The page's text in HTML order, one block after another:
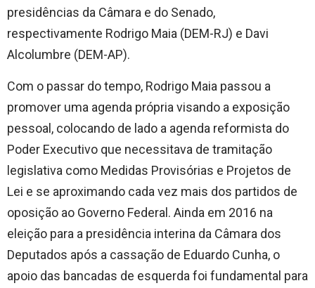
presidências da Câmara e do Senado,
respectivamente Rodrigo Maia (DEM-RJ) e Davi
Alcolumbre (DEM-AP).
Com o passar do tempo, Rodrigo Maia passou a
promover uma agenda própria visando a exposição
pessoal, colocando de lado a agenda reformista do
Poder Executivo que necessitava de tramitação
legislativa como Medidas Provisórias e Projetos de
Lei e se aproximando cada vez mais dos partidos de
oposição ao Governo Federal. Ainda em 2016 na
eleição para a presidência interina da Câmara dos
Deputados após a cassação de Eduardo Cunha, o
apoio das bancadas de esquerda foi fundamental para